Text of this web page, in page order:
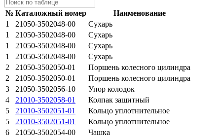
№ Каталожный номер
Наименование
1
21050-3502048-00
Сухарь
1
21050-3502048-00
Сухарь
1
21050-3502048-00
Сухарь
1
21050-3502048-00
Сухарь
2
21050-3502050-01
Поршень колесного цилиндра
2
21050-3502050-01
Поршень колесного цилиндра
3
21050-3502056-10
Упор колодок
4
21010-3502058-01
Колпак защитный
5
21010-3502051-01
Кольцо уплотнительное
5
21010-3502051-01
Кольцо уплотнительное
6
21050-3502054-00 Чашка